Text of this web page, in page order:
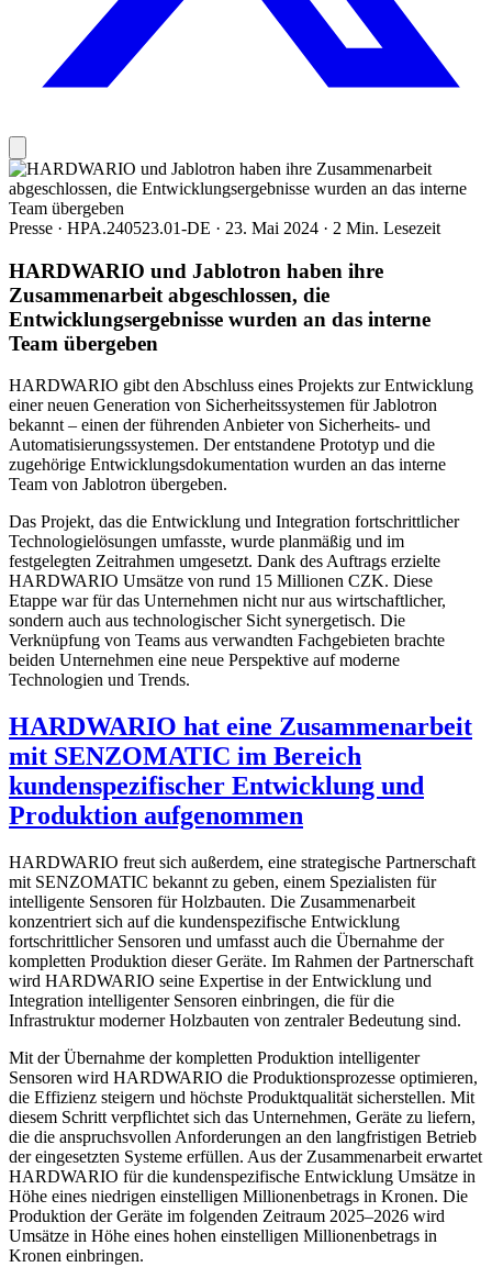
Presse · HPA.240523.01-DE · 23. Mai 2024 · 2 Min. Lesezeit
HARDWARIO und Jablotron haben ihre
Zusammenarbeit abgeschlossen, die
Entwicklungsergebnisse wurden an das interne
Team übergeben
HARDWARIO gibt den Abschluss eines Projekts zur Entwicklung
einer neuen Generation von Sicherheitssystemen für Jablotron
bekannt – einen der führenden Anbieter von Sicherheits- und
Automatisierungssystemen. Der entstandene Prototyp und die
zugehörige Entwicklungsdokumentation wurden an das interne
Team von Jablotron übergeben.
Das Projekt, das die Entwicklung und Integration fortschrittlicher
Technologielösungen umfasste, wurde planmäßig und im
festgelegten Zeitrahmen umgesetzt. Dank des Auftrags erzielte
HARDWARIO Umsätze von rund 15 Millionen CZK. Diese
Etappe war für das Unternehmen nicht nur aus wirtschaftlicher,
sondern auch aus technologischer Sicht synergetisch. Die
Verknüpfung von Teams aus verwandten Fachgebieten brachte
beiden Unternehmen eine neue Perspektive auf moderne
Technologien und Trends.
HARDWARIO hat eine Zusammenarbeit
mit SENZOMATIC im Bereich
kundenspezifischer Entwicklung und
Produktion aufgenommen
HARDWARIO freut sich außerdem, eine strategische Partnerschaft
mit SENZOMATIC bekannt zu geben, einem Spezialisten für
intelligente Sensoren für Holzbauten. Die Zusammenarbeit
konzentriert sich auf die kundenspezifische Entwicklung
fortschrittlicher Sensoren und umfasst auch die Übernahme der
kompletten Produktion dieser Geräte. Im Rahmen der Partnerschaft
wird HARDWARIO seine Expertise in der Entwicklung und
Integration intelligenter Sensoren einbringen, die für die
Infrastruktur moderner Holzbauten von zentraler Bedeutung sind.
Mit der Übernahme der kompletten Produktion intelligenter
Sensoren wird HARDWARIO die Produktionsprozesse optimieren,
die Effizienz steigern und höchste Produktqualität sicherstellen. Mit
diesem Schritt verpflichtet sich das Unternehmen, Geräte zu liefern,
die die anspruchsvollen Anforderungen an den langfristigen Betrieb
der eingesetzten Systeme erfüllen. Aus der Zusammenarbeit erwartet
HARDWARIO für die kundenspezifische Entwicklung Umsätze in
Höhe eines niedrigen einstelligen Millionenbetrags in Kronen. Die
Produktion der Geräte im folgenden Zeitraum 2025–2026 wird
Umsätze in Höhe eines hohen einstelligen Millionenbetrags in
Kronen einbringen.